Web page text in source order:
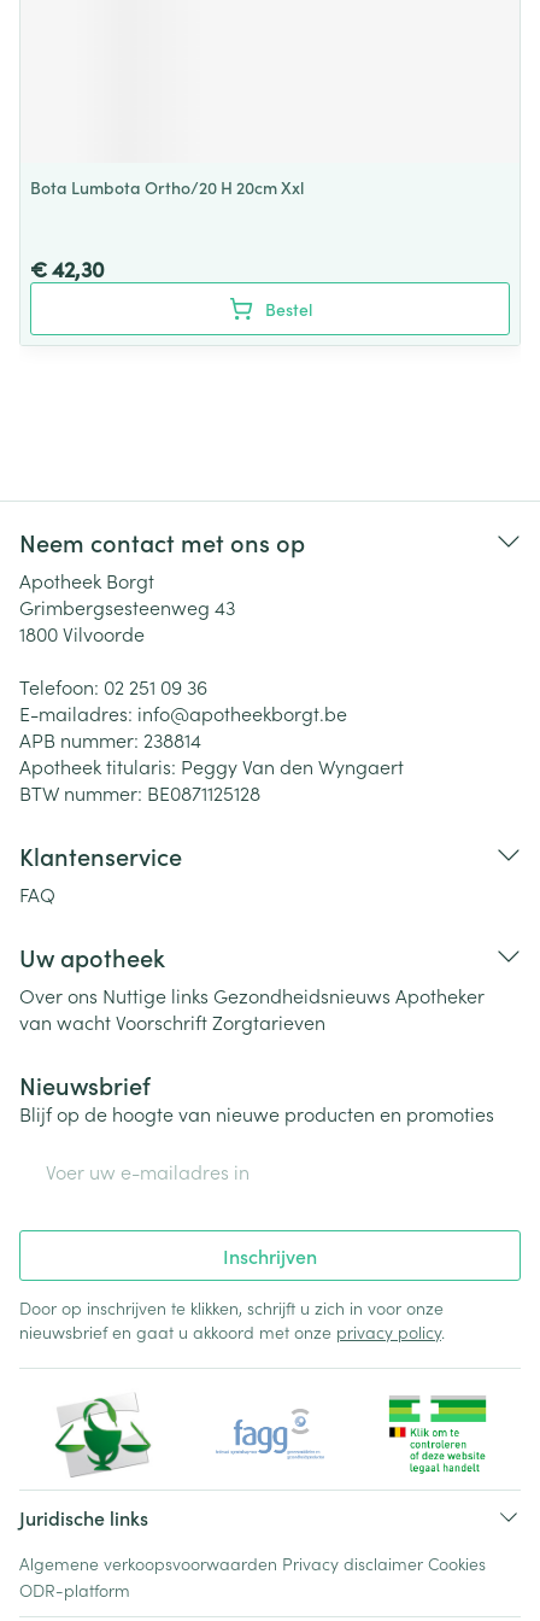
Bota Lumbota Ortho/20 H 20cm Xxl
€ 42,30
Bestel
Neem contact met ons op
Apotheek Borgt
Grimbergsesteenweg 43
1800Vilvoorde
Telefoon: 02 251 09 36
E-mailadres: info@apotheekborgt.be
APB nummer: 238814
Apotheek titularis: Peggy Van den Wyngaert
BTW nummer: BE0871125128
Klantenservice
FAQ
Uw apotheek
Over ons Nuttige links Gezondheidsnieuws Apotheker
van wachtVoorschriftZorgtarieven
Nieuwsbrief
Blijf op de hoogte van nieuwe producten en promoties
Inschrijven
Door op inschrijven te klikken, schrijft u zich in voor onze
nieuwsbrief en gaat u akkoord met onze privacy policy.
Juridische links
Algemene verkoopsvoorwaarden Privacy disclaimer Cookies
ODR-platform